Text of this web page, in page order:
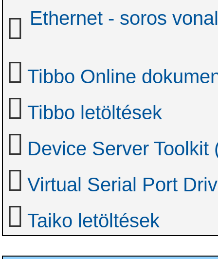
Ethernet - soros
Tibbo Online
Tibbo letöltések
Device Server Toolkit
Virtual Serial Port
Taiko letöltések